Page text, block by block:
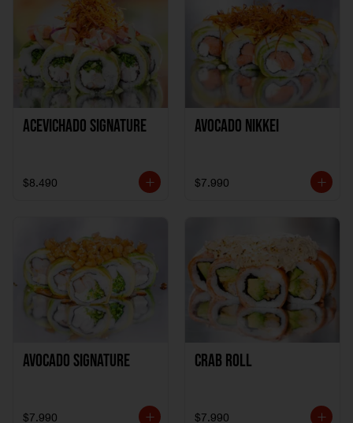
ACEVICHADO SIGNATURE
$8.490
AVOCADO NIKKEI
$7.990
AVOCADO SIGNATURE
$7.990
CRAB ROLL
$7.990